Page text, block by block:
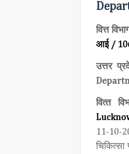
वित्त
आई /
उत्तर
वित्‍त
11-10-